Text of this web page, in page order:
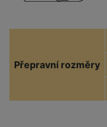
Přepravní rozměry